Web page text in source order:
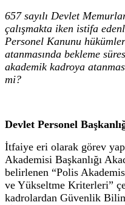
657 sayılı Devlet
çalışmakta iken istifa
Personel Kanunu
atanmasında bekleme
akademik kadroya
mi?
Devlet Personel
İtfaiye eri olarak görev
Akademisi Başkanlığı
belirlenen “Polis
ve Yükseltme Kriterleri”
kadrolardan Güvenlik